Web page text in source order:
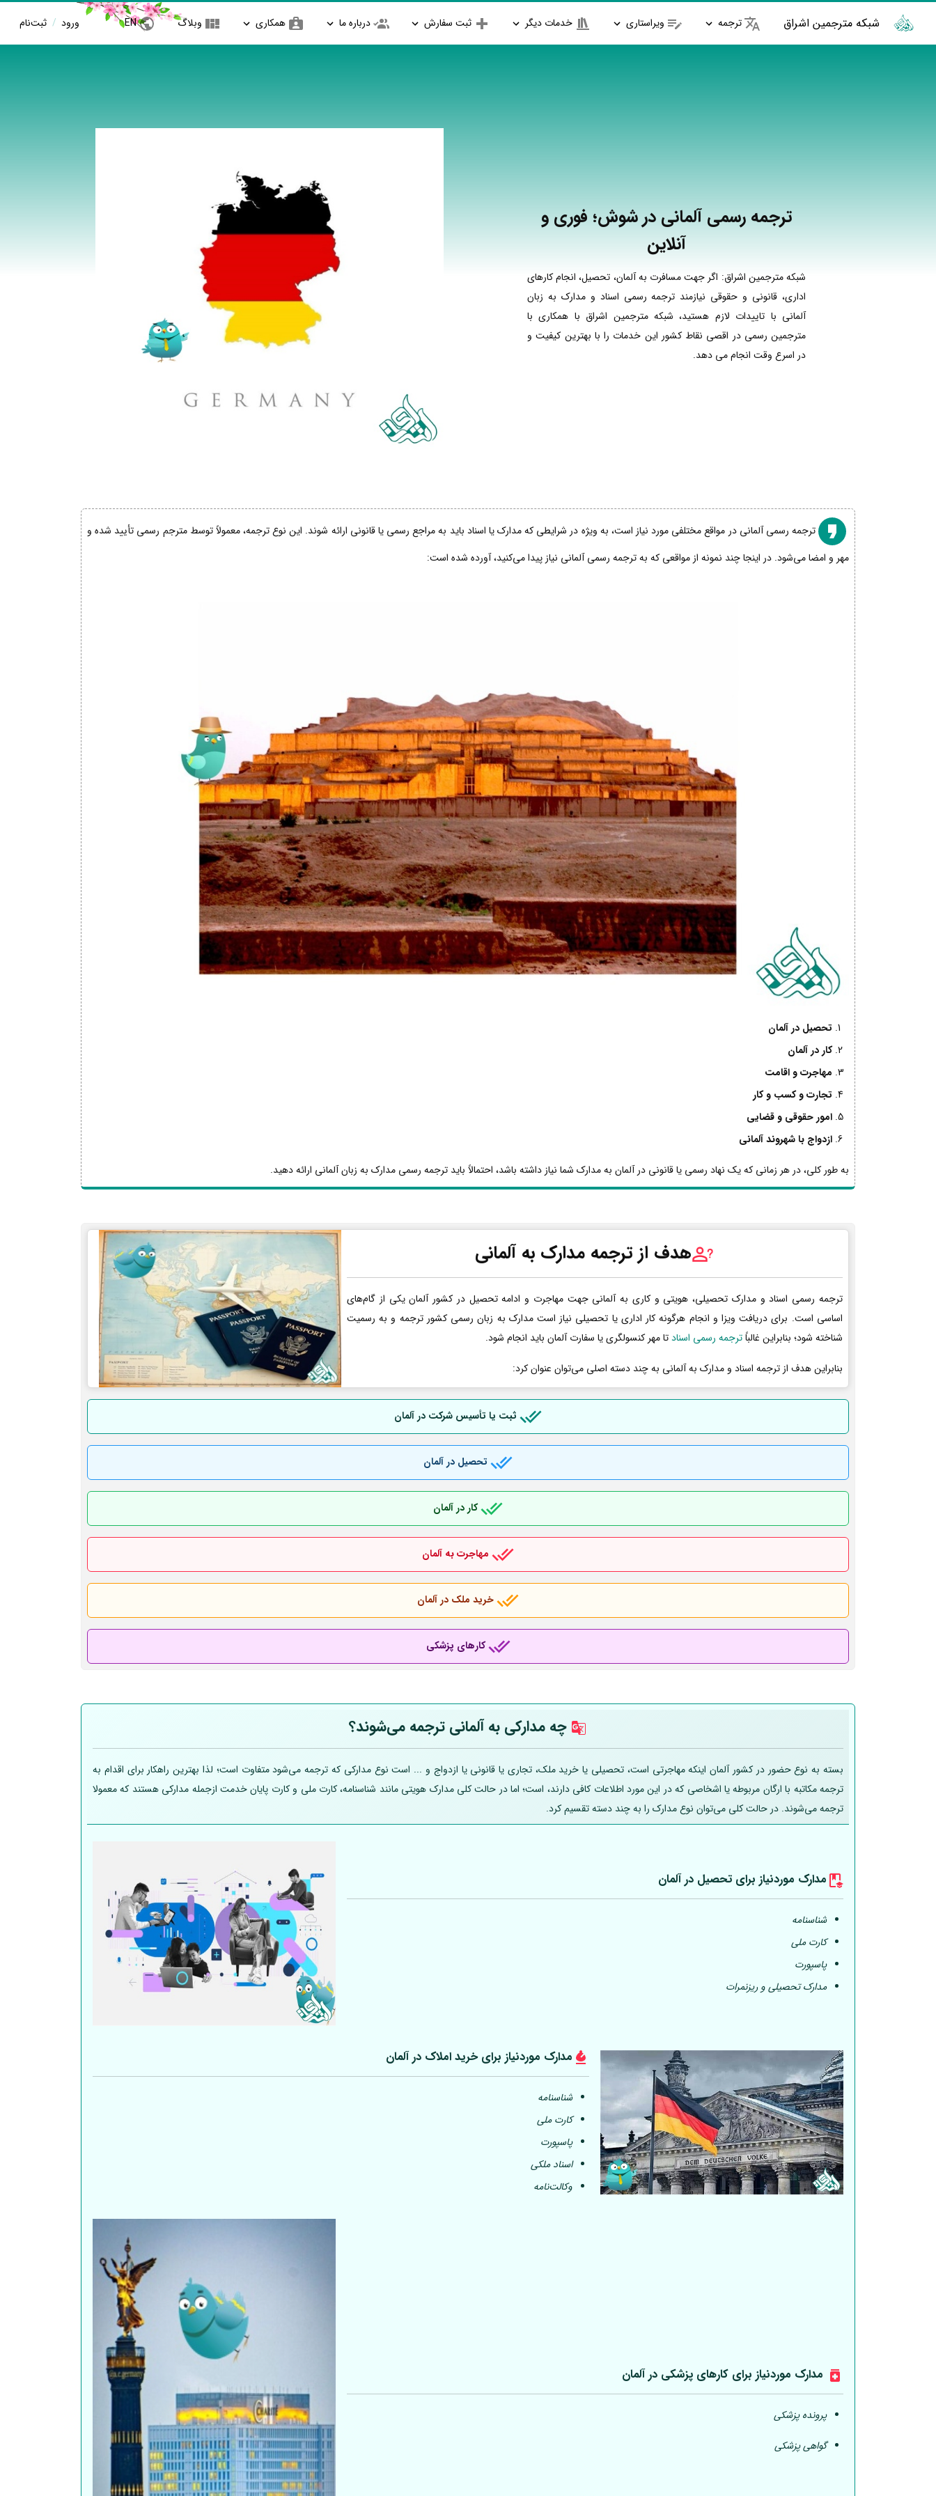
شبکه مترجمین اشراق ترجمه ویراستاری خدمات دیگر ثبت سفارش درباره ما همکاری وبلاگ EN ورود / ثبت‌نام
ترجمه رسمی آلمانی در شوش؛ فوری و
آنلاین
شبکه مترجمین اشراق: اگر جهت مسافرت به آلمان، تحصیل، انجام کارهای
اداری، قانونی و حقوقی نیازمند ترجمه رسمی اسناد و مدارک به زبان
آلمانی با تاییدات لازم هستید، شبکه مترجمین اشراق با همکاری با
مترجمین رسمی در اقصی نقاط کشور این خدمات را با بهترین کیفیت و
در اسرع وقت انجام می دهد.
ترجمه رسمی آلمانی در مواقع مختلفی مورد نیاز است، به ویژه در شرایطی که مدارک یا اسناد باید به مراجع رسمی یا قانونی ارائه شوند. این نوع ترجمه، معمولاً توسط مترجم رسمی تأیید شده و
مهر و امضا می‌شود. در اینجا چند نمونه از مواقعی که به ترجمه رسمی آلمانی نیاز پیدا می‌کنید، آورده شده است:
تحصیل در آلمان
کار در آلمان
مهاجرت و اقامت
تجارت و کسب و کار
امور حقوقی و قضایی
ازدواج با شهروند آلمانی
به طور کلی، در هر زمانی که یک نهاد رسمی یا قانونی در آلمان به مدارک شما نیاز داشته باشد، احتمالاً باید ترجمه رسمی مدارک به زبان آلمانی ارائه دهید.
هدف از ترجمه مدارک به آلمانی
ترجمه رسمی اسناد و مدارک تحصیلی، هویتی و کاری به آلمانی جهت مهاجرت و ادامه تحصیل در کشور آلمان یکی از گام‌های
اساسی است. برای دریافت ویزا و انجام هرگونه کار اداری یا تحصیلی نیاز است مدارک به زبان رسمی کشور ترجمه و به رسمیت
شناخته شود؛ بنابراین غالباًترجمه رسمی اسنادتا مهر کنسولگری یا سفارت آلمان باید انجام شود.
بنابراین هدف از ترجمه اسناد و مدارک به آلمانی به چند دسته اصلی می‌توان عنوان کرد:
ثبت یا تأسیس شرکت در آلمان
تحصیل در آلمان
کار در آلمان
مهاجرت به آلمان
خرید ملک در آلمان
کارهای پزشکی
چه مدارکی بهآلمانی ترجمه می‌شوند؟
بسته به نوع حضور در کشور آلمان اینکه مهاجرتی است، تحصیلی یا خرید ملک، تجاری یا قانونی یا ازدواج و ... است نوع مدارکی که ترجمه می‌شود متفاوت است؛ لذا بهترین راهکار برای اقدام به
ترجمه مکاتبه با ارگان مربوطه یا اشخاصی که در این مورد اطلاعات کافی دارند، است؛ اما در حالت کلی مدارک هویتی مانند شناسنامه، کارت ملی و کارت پایان خدمت ازجمله مدارکی هستند که معمولا
ترجمه می‌شوند. در حالت کلی می‌توان نوع مدارک را به چند دسته تقسیم کرد.
مدارک موردنیاز برای تحصیل درآلمان
شناسنامه
کارت ملی
پاسپورت
مدارک تحصیلی و ریزنمرات
مدارک موردنیاز برای خرید املاک درآلمان
شناسنامه
کارت ملی
پاسپورت
اسناد ملکی
وکالت‌نامه
مدارک موردنیاز برای کارهای پزشکی درآلمان
پرونده پزشکی
گواهی پزشکی